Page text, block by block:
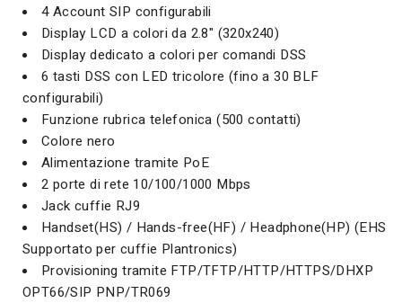
4 Account SIP configurabili
Display LCD a colori da 2.8" (320x240)
Display dedicato a colori per comandi DSS
6 tasti DSS con LED tricolore (fino a 30 BLF
configurabili)
Funzione rubrica telefonica (500 contatti)
Colore nero
Alimentazione tramite PoE
2 porte di rete 10/100/1000 Mbps
Jack cuffie RJ9
Handset(HS) / Hands-free(HF) / Headphone(HP) (EHS
Supportato per cuffie Plantronics)
Provisioning tramite FTP/TFTP/HTTP/HTTPS/DHXP
OPT66/SIP PNP/TR069